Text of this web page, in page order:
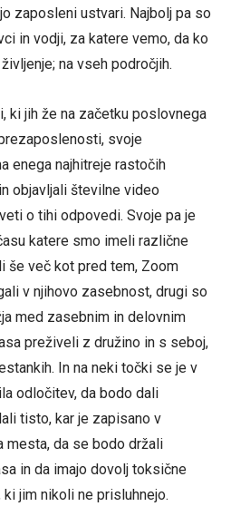
zaposleni ustvari. Najbolj pa so
in vodji, za katere vemo, da ko
na vseh področjih.
ki jih že na začetku poslovnega
svoje
enega najhitreje rastočih
objavljali številne video
o tihi odpovedi. Svoje pa je
katere smo imeli različne
še več kot pred tem, Zoom
v njihovo zasebnost, drugi so
med zasebnim in delovnim
preživeli z družino in s seboj,
In na neki točki se je v
odločitev, da bodo dali
tisto, kar je zapisano v
mesta, da se bodo držali
in da imajo dovolj toksične
jim nikoli ne prisluhnejo.